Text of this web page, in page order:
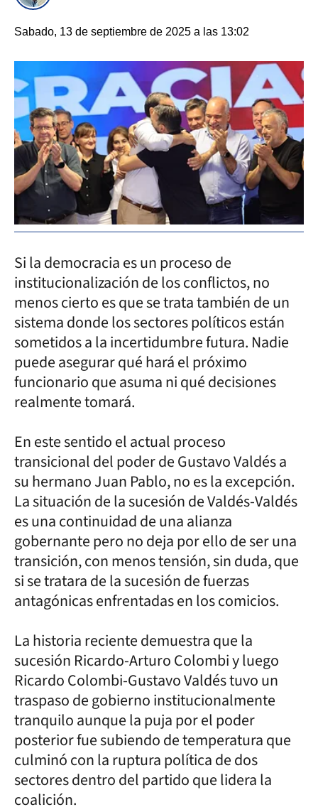
Sabado, 13 de septiembre de 2025 a las 13:02
Si la democracia es un proceso de
institucionalización de los conflictos, no
menos cierto es que se trata también de un
sistema donde los sectores políticos están
sometidos a la incertidumbre futura. Nadie
puede asegurar qué hará el próximo
funcionario que asuma ni qué decisiones
realmente tomará.
En este sentido el actual proceso
transicional del poder de Gustavo Valdés a
su hermano Juan Pablo, no es la excepción.
La situación de la sucesión de Valdés-Valdés
es una continuidad de una alianza
gobernante pero no deja por ello de ser una
transición, con menos tensión, sin duda, que
si se tratara de la sucesión de fuerzas
antagónicas enfrentadas en los comicios.
La historia reciente demuestra que la
sucesión Ricardo-Arturo Colombi y luego
Ricardo Colombi-Gustavo Valdés tuvo un
traspaso de gobierno institucionalmente
tranquilo aunque la puja por el poder
posterior fue subiendo de temperatura que
culminó con la ruptura política de dos
sectores dentro del partido que lidera la
coalición.